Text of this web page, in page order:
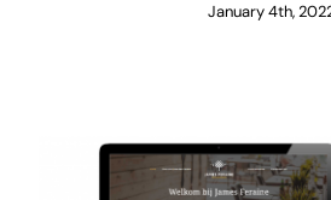
January 4th,